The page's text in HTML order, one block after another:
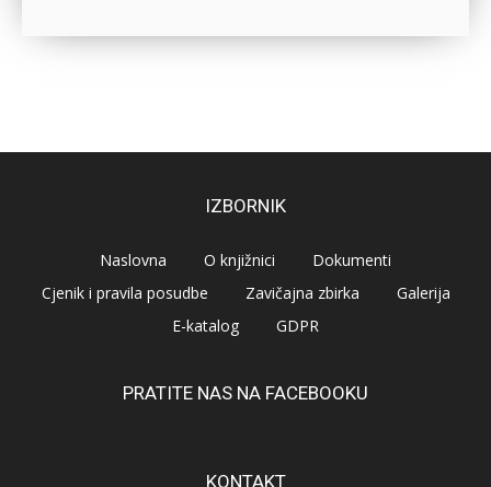
IZBORNIK
Naslovna O knjižnici
Dokumenti
Cjenik i pravila posudbe
Zavičajna zbirka
Galerija
E-katalog
GDPR
PRATITE NAS NA FACEBOOKU
KONTAKT